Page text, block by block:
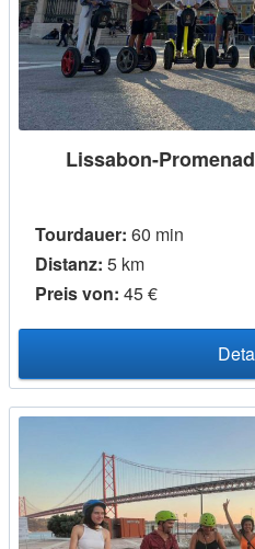
Lissabon-
Tourdauer: 60 min
Distanz: 5 km
Preis von: 45 €